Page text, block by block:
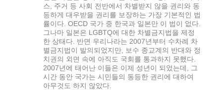
스, 주거 등 사회 전반에서 차별받지 않을 권리와 동
등하게 대우받을 권리를 보장하는 가장 기본적인 법
률이다. OECD 국가 중 한국과 일본만 이 법이 없다.
그나마 일본은 LGBTQ에 대한 차별금지법을 제정
한 상태다. 반면 우리나라는 2007년부터 수차례 차
별금지법이 발의되었지만, 보수 종교계의 반대와 정
치권의 외면 속에 아직도 국회를 통과하지 못했다.
2007년에 태어난 이들은 이제 성년이 되었는데, 그
시간 동안 국가는 시민들의 동등한 권리에 대하여
아무것도 하지 않았다.